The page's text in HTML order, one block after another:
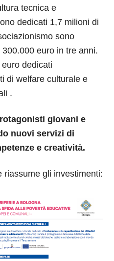
tecnica e
dedicati 1,7 milioni di
sono
euro in tre anni.
dedicati
di welfare culturale e
.
giovani e
nuovi servizi di
e creatività.
riassume gli investimenti: